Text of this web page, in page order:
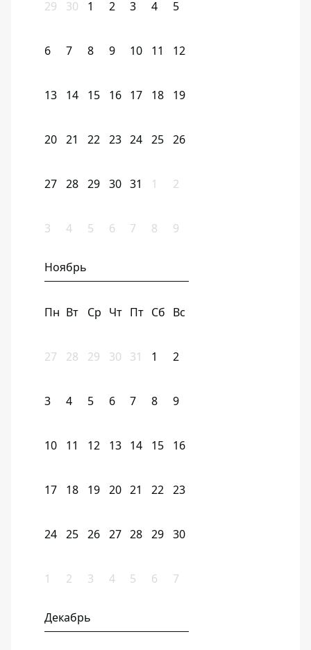
29 30 1 2 3 4 5
6 7 8 9 10 11 12
13 14 15 16 17 18 19
20 21 22 23 24 25 26
27 28 29 30 31 1 2
3 4 5 6 7 8 9
Ноябрь
Пн Вт Ср Чт Пт Сб Вс
27 28 29 30 31 1 2
3 4 5 6 7 8 9
10 11 12 13 14 15 16
17 18 19 20 21 22 23
24 25 26 27 28 29 30
1 2 3 4 5 6 7
Декабрь